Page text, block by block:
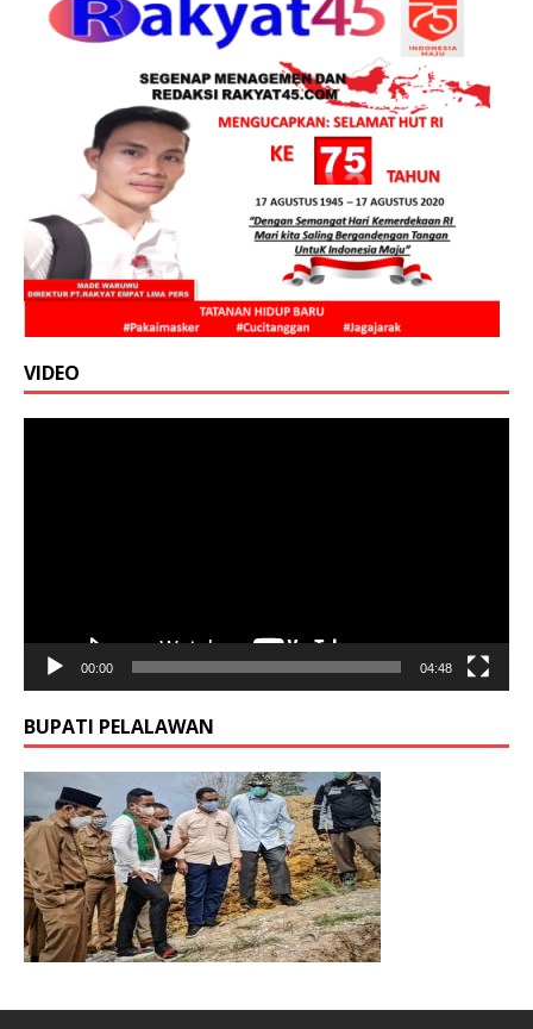
VIDEO
00:00 04:48
BUPATI PELALAWAN